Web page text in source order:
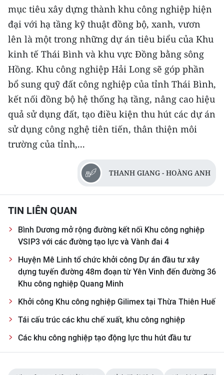
mục tiêu xây dựng thành khu công nghiệp hiện
đại với hạ tầng kỹ thuật đồng bộ, xanh, vươn
lên là một trong những dự án tiêu biểu của Khu
kinh tế Thái Bình và khu vực Đồng bằng sông
Hồng. Khu công nghiệp Hải Long sẽ góp phần
bổ sung quỹ đất công nghiệp của tỉnh Thái Bình,
kết nối đồng bộ hệ thống hạ tầng, nâng cao hiệu
quả sử dụng đất, tạo điều kiện thu hút các dự án
sử dụng công nghệ tiên tiến, thân thiện môi
trường của tỉnh,...
THANH GIANG - HOÀNG ANH
TIN LIÊN QUAN
Bình Dương mở rộng đường kết nối Khu công nghiệp
VSIP3 với các đường tạo lực và Vành đai 4
Huyện Mê Linh tổ chức khởi công Dự án đầu tư xây
dựng tuyến đường 48m đoạn từ Yên Vinh đến đường 36
Khu công nghiệp Quang Minh
Khởi công Khu công nghiệp Gilimex tại Thừa Thiên Huế
Tái cấu trúc các khu chế xuất, khu công nghiệp
Các khu công nghiệp tạo động lực thu hút đầu tư